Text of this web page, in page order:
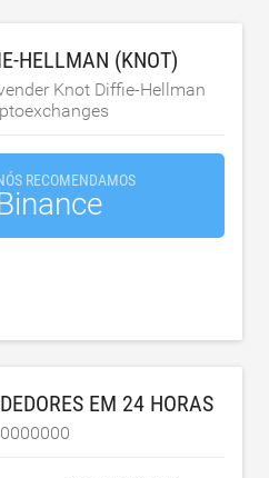
HELLMAN (KNOT)
Knot Diffie-Hellman
RECOMENDAMOS
EM 24 HORAS